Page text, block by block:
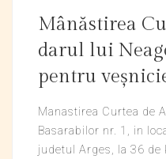
Mânăstirea
darul lui
pentru
Manastirea Curtea de
Basarabilor nr. 1, in
judetul Arges, la 36 de